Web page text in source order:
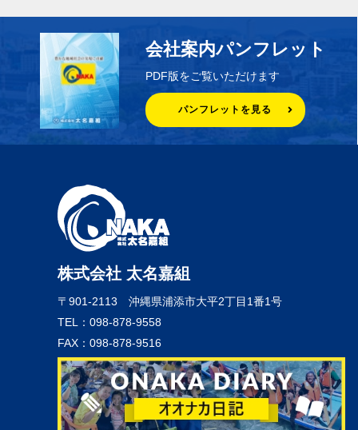
会社案内パンフレット
PDF版をご覧いただけます
パンフレットを見る
株式会社 太名嘉組
〒901-2113 沖縄県浦添市大平2丁目1番1号
TEL：098-878-9558
FAX：098-878-9516